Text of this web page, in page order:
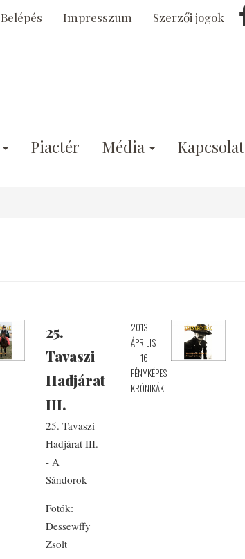
Belépés Impresszum Szerzői jogok
Piactér Média Kapcsolat
25.
Tavaszi
Hadjárat
III.
25. Tavaszi
Hadjárat III.
- A
Sándorok
Fotók:
Dessewffy
Zsolt
2013.
ÁPRILIS
16.
FÉNYKÉPES
KRÓNIKÁK